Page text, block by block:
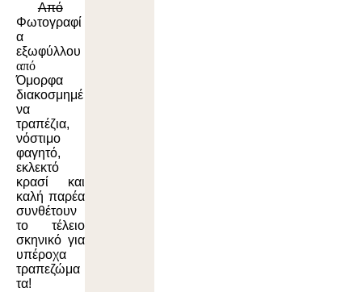
Aπό
Φωτογραφί
α
εξωφύλλου
από
Όμορφα
διακοσμημέ
να
τραπέζια,
νόστιμο
φαγητό,
εκλεκτό
κρασί και
καλή παρέα
συνθέτουν
το τέλειο
σκηνικό για
υπέροχα
τραπεζώμα
τα!